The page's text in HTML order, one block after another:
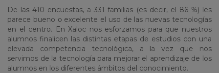
De las 410 encuestas, a 331 familias (es decir, el 86 %) les
parece bueno o excelente el uso de las nuevas tecnologías
en el centro. En Xaloc nos esforzamos para que nuestros
alumnos finalicen las distintas etapas de estudios con una
elevada competencia tecnológica, a la vez que nos
servimos de la tecnología para mejorar el aprendizaje de los
alumnos en los diferentes ámbitos del conocimiento.